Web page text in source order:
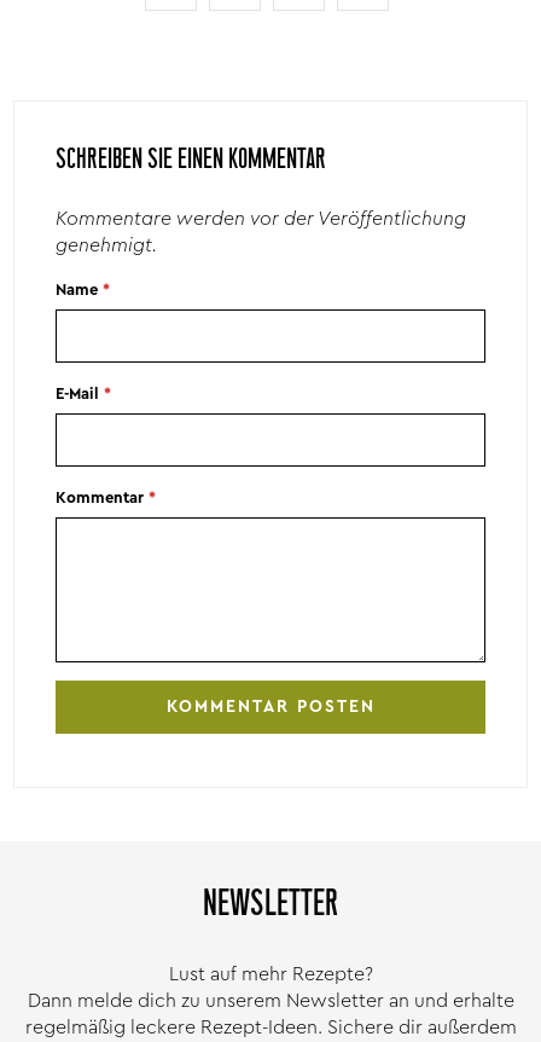
SCHREIBEN SIE EINEN KOMMENTAR
Kommentare werden vor der Veröffentlichung
genehmigt.
Name*
E-Mail*
Kommentar*
NEWSLETTER
Lust auf mehr Rezepte?
Dann melde dich zu unserem Newsletter an und erhalte
regelmäßig leckere Rezept-Ideen. Sichere dir außerdem